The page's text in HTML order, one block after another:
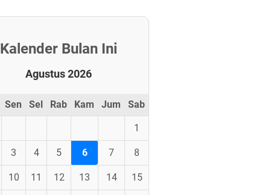
Kalender Bulan Ini
Agustus 2026
Sen Sel Rab Kam Jum Sab
1
3 4 5 6 7 8
10 11 12 13 14 15